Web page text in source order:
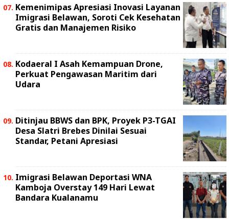
Kemenimipas Apresiasi Inovasi Layanan
Imigrasi Belawan, Soroti Cek Kesehatan
Gratis dan Manajemen Risiko
Kodaeral I Asah Kemampuan Drone,
Perkuat Pengawasan Maritim dari
Udara
Ditinjau BBWS dan BPK, Proyek P3-TGAI
Desa Slatri Brebes Dinilai Sesuai
Standar, Petani Apresiasi
Imigrasi Belawan Deportasi WNA
Kamboja Overstay 149 Hari Lewat
Bandara Kualanamu